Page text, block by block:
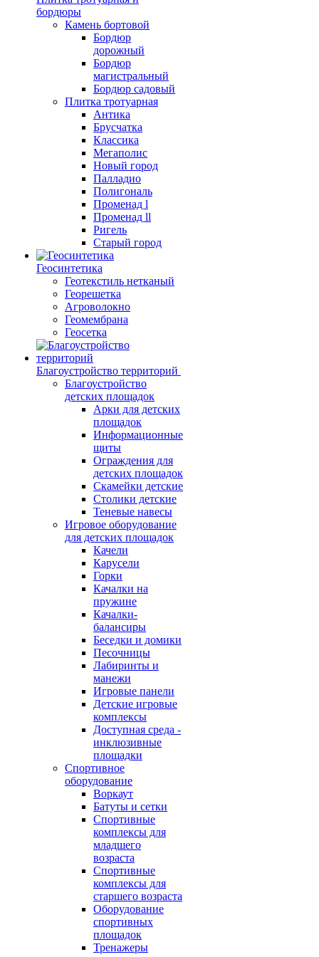
бордюры
Камень бортовой
Бордюр
дорожный
Бордюр
магистральный
Бордюр садовый
Плитка тротуарная
Антика
Брусчатка
Классика
Мегаполис
Новый город
Палладио
Полигональ
Променад l
Променад ll
Ригель
Старый город
Геосинтетика
Геотекстиль нетканый
Георешетка
Агроволокно
Геомембрана
Геосетка
Благоустройство территорий
Благоустройство
детских площадок
Арки для детских
площадок
Информационные
щиты
Ограждения для
детских площадок
Скамейки детские
Столики детские
Теневые навесы
Игровое оборудование
для детских площадок
Качели
Карусели
Горки
Качалки на
пружине
Качалки-
балансиры
Беседки и домики
Песочницы
Лабиринты и
манежи
Игровые панели
Детские игровые
комплексы
Доступная среда -
инклюзивные
площадки
Спортивное
оборудование
Воркаут
Батуты и сетки
Спортивные
комплексы для
младшего
возраста
Спортивные
комплексы для
старшего возраста
Оборудование
спортивных
площадок
Тренажеры